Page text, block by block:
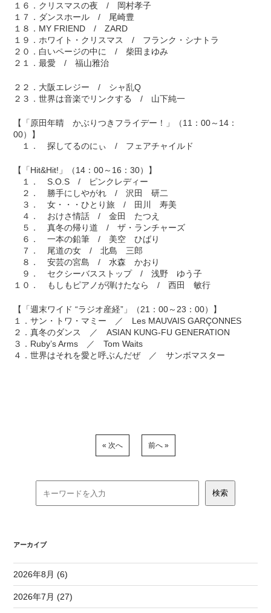
１６．クリスマスの夜 / 岡村孝子
１７．ダンスホール / 尾崎豊
１８．MY FRIEND / ZARD
１９．ホワイト・クリスマス / フランク・シナトラ
２０．白いページの中に / 柴田まゆみ
２１．最愛 / 福山雅治
２２．大阪エレジー / シャ乱Q
２３．世界は音楽でリンクする / 山下純一
【「原田年晴 かぶりつきフライデー！」（11：00～14：
00）】
１． 探してるのにぃ / フェアチャイルド
【「Hit&Hit!」（14：00～16：30）】
１． S.O.S / ピンクレディー
２． 勝手にしやがれ / 沢田 研二
３． 女・・・ひとり旅 / 田川 寿美
４． おけさ情話 / 金田 たつえ
５． 真冬の帰り道 / ザ・ランチャーズ
６． 一本の鉛筆 / 美空 ひばり
７． 尾道の女 / 北島 三郎
８． 安芸の宮島 / 水森 かおり
９． セクシーバスストップ / 浅野 ゆう子
１０． もしもピアノが弾けたなら / 西田 敏行
【「週末ワイド “ラジオ産経”」（21：00～23：00）】
１．サン・トワ・マミー ／ Les MAUVAIS GARÇONNES
２．真冬のダンス ／ ASIAN KUNG-FU GENERATION
３．Ruby’s Arms ／ Tom Waits
４．世界はそれを愛と呼ぶんだぜ ／ サンボマスター
« 次へ 前へ »
アーカイブ
2026年8月 (6)
2026年7月 (27)